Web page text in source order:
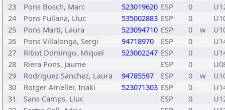
23
Pons Bosch, Marc 523019620 ESP 0
24
Pons Fullana, Lluc 535002883 ESP 0
25
Pons Marti, Laura 523094710 ESP 0 w
26
Pons Villalonga, Sergi 94718970 ESP 0
27
Ribot Domingo, Miquel 523002247 ESP 0
28
Riera Pons, Jaume ESP 0
29
Rodriguez Sanchez, Laura 94785597 ESP 0 w
30
Rotger Ameller, Inaki 523071303 ESP 0
31
Sans Camps, Lluc ESP 0